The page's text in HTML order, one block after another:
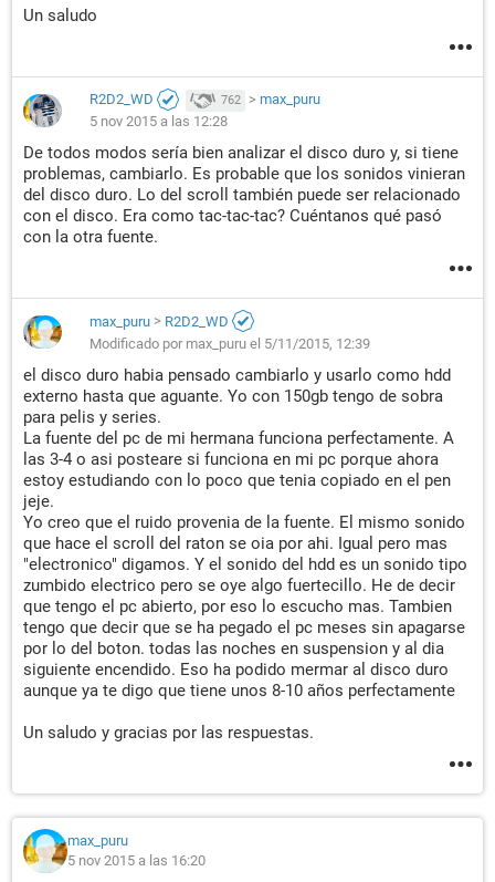
Un saludo
R2D2_WD 762 > max_puru
5 nov 2015 a las 12:28
De todos modos sería bien analizar el disco duro y, si tiene
problemas, cambiarlo. Es probable que los sonidos vinieran
del disco duro. Lo del scroll también puede ser relacionado
con el disco. Era como tac-tac-tac? Cuéntanos qué pasó
con la otra fuente.
max_puru > R2D2_WD
Modificado por max_puru el 5/11/2015, 12:39
el disco duro habia pensado cambiarlo y usarlo como hdd
externo hasta que aguante. Yo con 150gb tengo de sobra
para pelis y series.
La fuente del pc de mi hermana funciona perfectamente. A
las 3-4 o asi posteare si funciona en mi pc porque ahora
estoy estudiando con lo poco que tenia copiado en el pen
jeje.
Yo creo que el ruido provenia de la fuente. El mismo sonido
que hace el scroll del raton se oia por ahi. Igual pero mas
"electronico" digamos. Y el sonido del hdd es un sonido tipo
zumbido electrico pero se oye algo fuertecillo. He de decir
que tengo el pc abierto, por eso lo escucho mas. Tambien
tengo que decir que se ha pegado el pc meses sin apagarse
por lo del boton. todas las noches en suspension y al dia
siguiente encendido. Eso ha podido mermar al disco duro
aunque ya te digo que tiene unos 8-10 años perfectamente
Un saludo y gracias por las respuestas.
max_puru
5 nov 2015 a las 16:20